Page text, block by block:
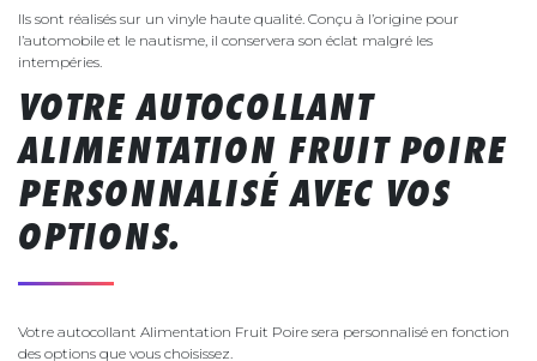
Ils sont réalisés sur un vinyle haute qualité. Conçu à l’origine pour
l’automobile et le nautisme, il conservera son éclat malgré les
intempéries.
VOTRE AUTOCOLLANT
ALIMENTATION FRUIT POIRE
PERSONNALISÉ AVEC VOS
OPTIONS.
Votre autocollant Alimentation Fruit Poire sera personnalisé en fonction
des options que vous choisissez.